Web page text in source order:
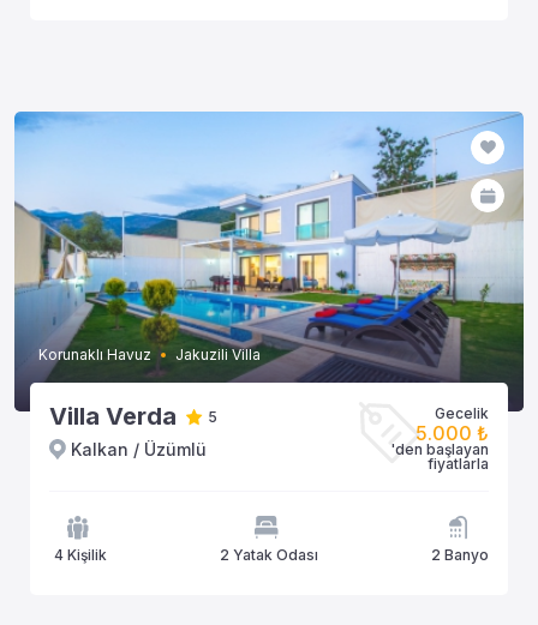
Korunaklı Havuz Jakuzili Villa
Villa Verda 5
Kalkan / Üzümlü
Gecelik
5.000 ₺
'den başlayan
fiyatlarla
4 Kişilik 2 Yatak Odası 2 Banyo